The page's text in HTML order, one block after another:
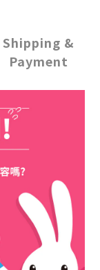
Shipping &
Payment